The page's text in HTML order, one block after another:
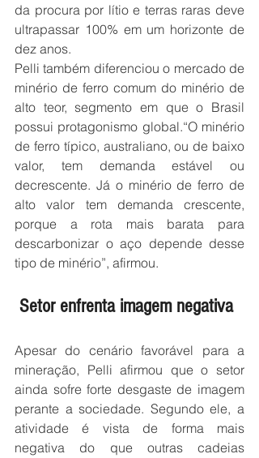
da procura por lítio e terras raras deve
ultrapassar 100% em um horizonte de
dez anos.
Pelli também diferenciou o mercado de
minério de ferro comum do minério de
alto teor, segmento em que o Brasil
possui protagonismo global.“O minério
de ferro típico, australiano, ou de baixo
valor, tem demanda estável ou
decrescente. Já o minério de ferro de
alto valor tem demanda crescente,
porque a rota mais barata para
descarbonizar o aço depende desse
tipo de minério”, afirmou.
Setor enfrenta imagem negativa
Apesar do cenário favorável para a
mineração, Pelli afirmou que o setor
ainda sofre forte desgaste de imagem
perante a sociedade. Segundo ele, a
atividade é vista de forma mais
negativa do que outras cadeias